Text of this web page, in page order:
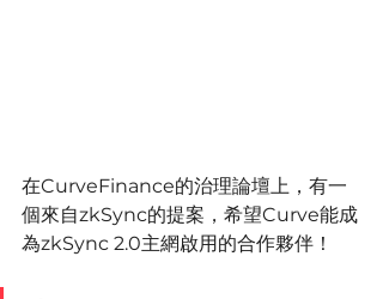
在CurveFinance的治理論壇上，有一
個來自zkSync的提案，希望Curve能成
為zkSync 2.0主網啟用的合作夥伴！